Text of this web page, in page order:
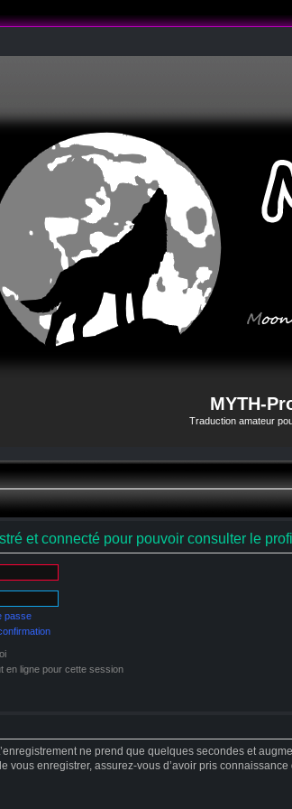
MYTH-
Traduction amateur
et connecté pour pouvoir consulter le
passe
en ligne pour cette session
ne prend que quelques secondes et
vous enregistrer, assurez-vous d’avoir pris